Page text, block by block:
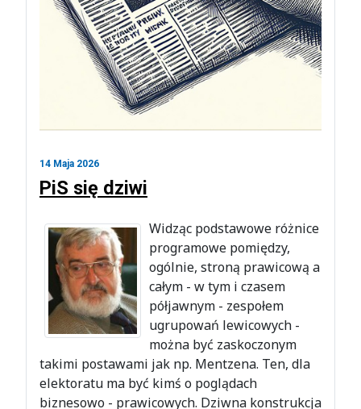
14 Maja 2026
PiS się dziwi
Widząc podstawowe różnice
programowe pomiędzy,
ogólnie, stroną prawicową a
całym - w tym i czasem
półjawnym - zespołem
ugrupowań lewicowych -
można być zaskoczonym
takimi postawami jak np. Mentzena. Ten, dla
elektoratu ma być kimś o poglądach
biznesowo - prawicowych. Dziwna konstrukcja